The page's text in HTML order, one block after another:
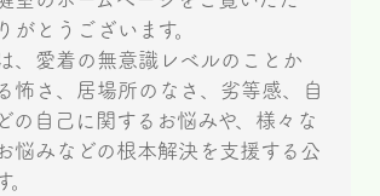
がとうございます。
、愛着の無意識レベルのことか
怖さ、居場所のなさ、劣等感、自
の自己に関するお悩みや、様々な
悩みなどの根本解決を支援する公